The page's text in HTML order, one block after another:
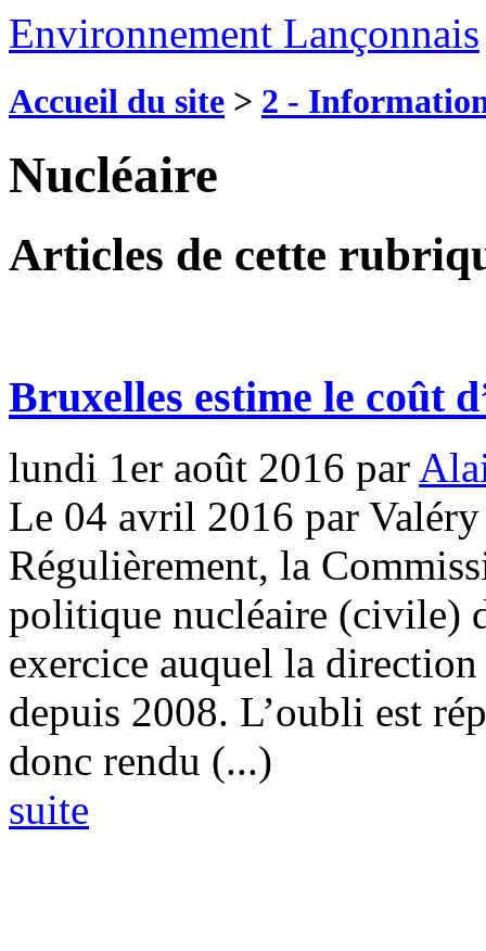
Environnement Lançonnais
Accueil du site > 2 -
Nucléaire
Articles de cette
Bruxelles estime le coût
lundi 1er août 2016 par
Le 04 avril 2016 par Valéry
Régulièrement, la
politique nucléaire (civile)
exercice auquel la direction
depuis 2008. L’oubli est
donc rendu (...)
suite